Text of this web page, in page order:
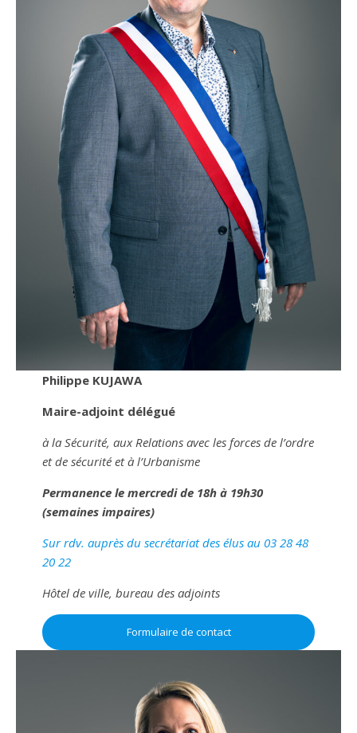
Philippe KUJAWA
Maire-adjoint délégué
à la Sécurité, aux Relations avec les forces de l’ordre
et de sécurité et à l’Urbanisme
Permanence le mercredi de 18h à 19h30
(semaines impaires)
Sur rdv. auprès du secrétariat des élus au 03 28 48
20 22
Hôtel de ville, bureau des adjoints
Formulaire de contact